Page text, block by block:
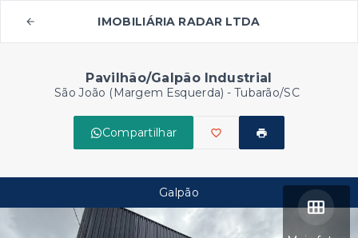
IMOBILIÁRIA RADAR LTDA
Pavilhão/Galpão Industrial
São João (Margem Esquerda) - Tubarão/SC
Compartilhar
Galpão